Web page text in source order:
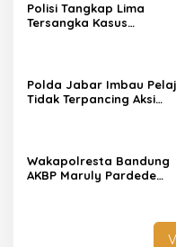
Polisi Tangkap Lima
Tersangka Kasus
Polda Jabar Imbau
Tidak Terpancing Aksi
Wakapolresta Bandung
AKBP Maruly Pardede